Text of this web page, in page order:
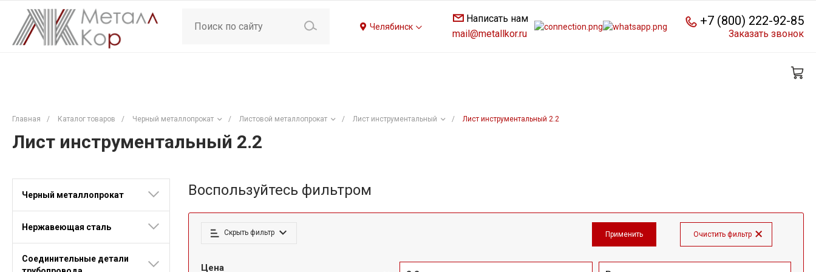
Челябинск
Написать нам
mail@metallkor.ru
+7 (800) 222-92-85
Заказать звонок
Главная / Каталог товаров / Черный металлопрокат / Листовой металлопрокат / Лист инструментальный / Лист инструментальный 2.2
Лист инструментальный 2.2
Черный металлопрокат
Нержавеющая сталь
Соединительные детали
Воспользуйтесь фильтром
Скрыть фильтр
Цена